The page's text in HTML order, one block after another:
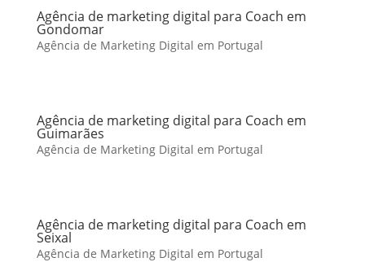
Agência de marketing digital para Coach em
Gondomar
Agência de Marketing Digital em Portugal
Agência de marketing digital para Coach em
Guimarães
Agência de Marketing Digital em Portugal
Agência de marketing digital para Coach em
Seixal
Agência de Marketing Digital em Portugal